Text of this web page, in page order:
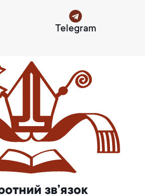
Telegram
зв’язок